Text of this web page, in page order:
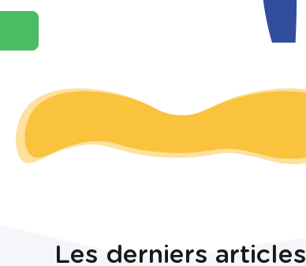
Les derniers articles